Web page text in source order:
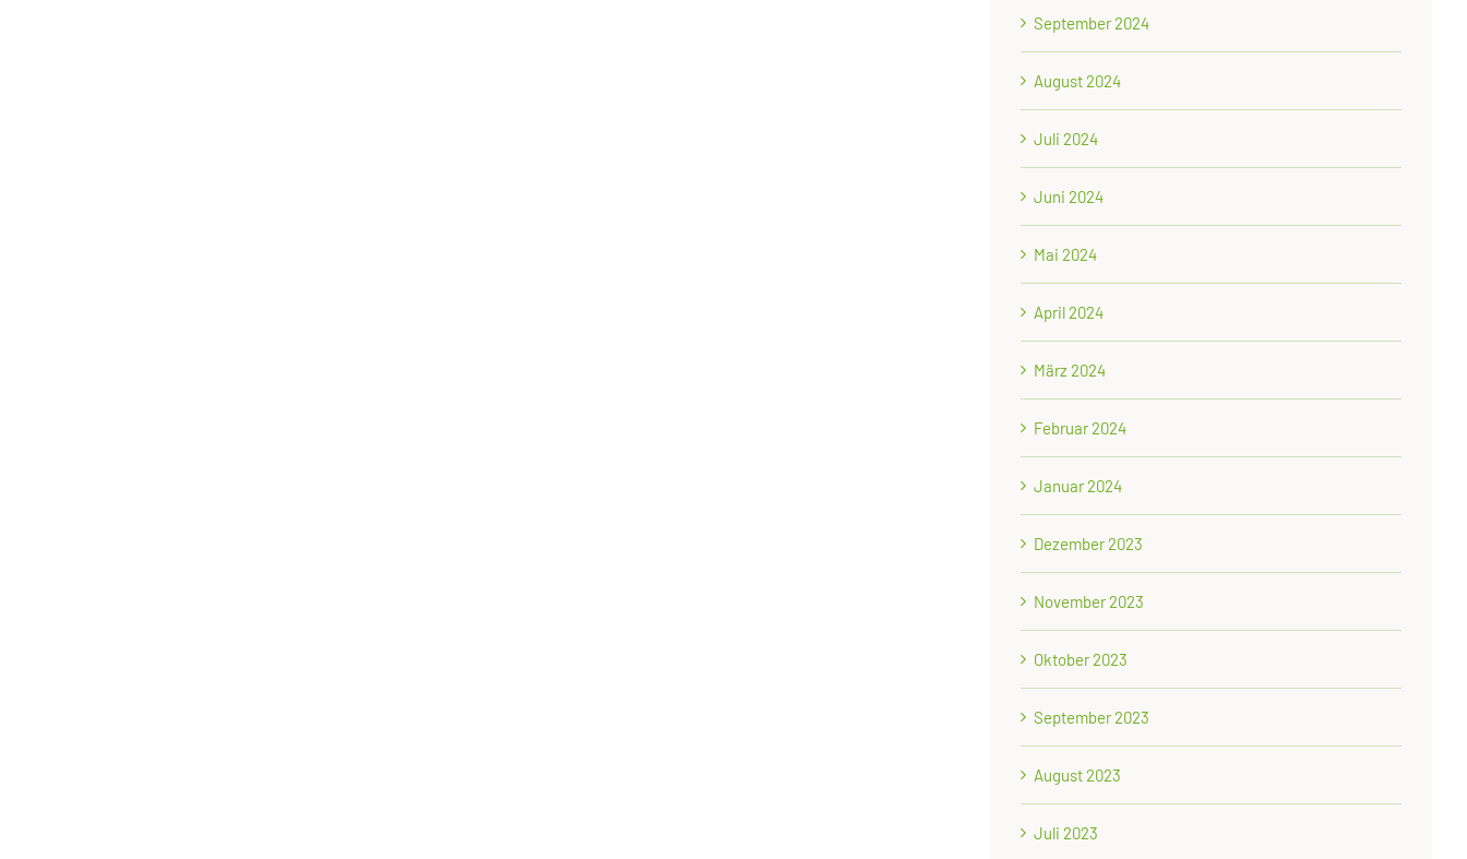
September 2024
August 2024
Juli 2024
Juni 2024
Mai 2024
April 2024
März 2024
Februar 2024
Januar 2024
Dezember 2023
November 2023
Oktober 2023
September 2023
August 2023
Juli 2023